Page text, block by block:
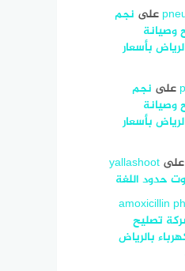
على نجم
وصيانة
بأسعار
على نجم
وصيانة
بأسعار
علىyallashoot
amoxicillin
تصليح
بالرياض